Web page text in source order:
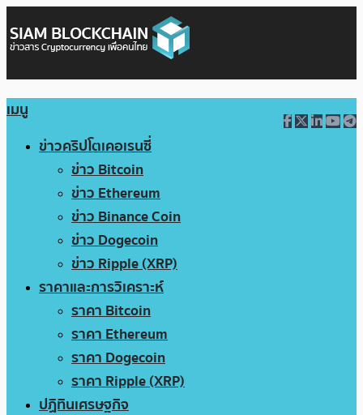
เมนู
ข่าวคริปโตเคอเรนซี่
ข่าว Bitcoin
ข่าว Ethereum
ข่าว Binance Coin
ข่าว Dogecoin
ข่าว Ripple (XRP)
ราคาและการวิเคราะห์
ราคา Bitcoin
ราคา Ethereum
ราคา Dogecoin
ราคา Ripple (XRP)
ปฏิทินเศรษฐกิจ